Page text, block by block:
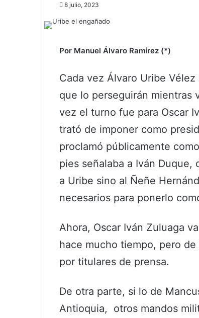
8 julio, 2023
Por Manuel Álvaro Ramírez (*)
Cada vez Álvaro Uribe
que lo perseguirán mientras
vez el turno fue para Oscar
trató de imponer como
proclamó públicamente
pies señalaba a Iván
a Uribe sino al Ñeñe
necesarios para ponerlo
Ahora, Oscar Iván Zuluaga
hace mucho tiempo, pero
por titulares de prensa.
De otra parte, si lo de
Antioquia, otros mandos